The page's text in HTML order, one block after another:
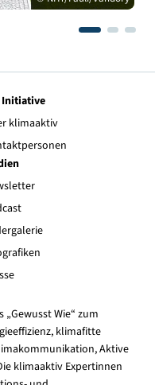
Initiative
klimaaktiv
Wie“ zum
klimafitte
Aktive
klimaaktiv Expertinnen